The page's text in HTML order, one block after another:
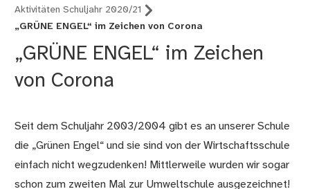
Aktivitäten Schuljahr 2020/21
„GRÜNE ENGEL“ im Zeichen von Corona
„GRÜNE ENGEL“ im Zeichen
von Corona
Seit dem Schuljahr 2003/2004 gibt es an unserer Schule
die „Grünen Engel“ und sie sind von der Wirtschaftsschule
einfach nicht wegzudenken! Mittlerweile wurden wir sogar
schon zum zweiten Mal zur Umweltschule ausgezeichnet!